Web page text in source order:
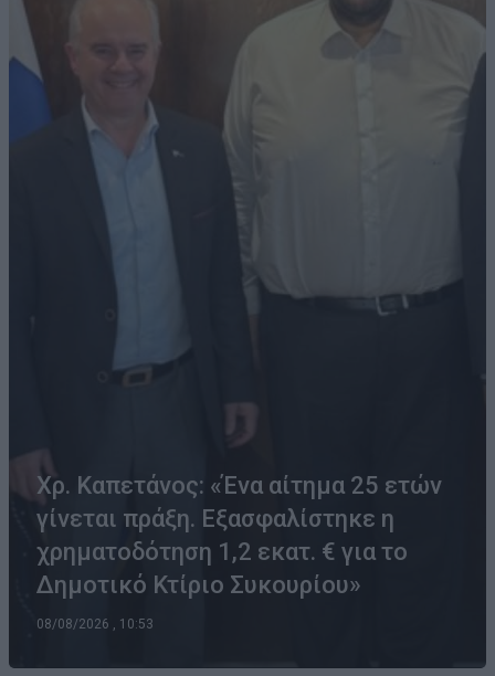
Χρ. Καπετάνος: «Ένα αίτημα 25 ετών
γίνεται πράξη. Εξασφαλίστηκε η
χρηματοδότηση 1,2 εκατ. € για το
Δημοτικό Κτίριο Συκουρίου»
08/08/2026 , 10:53